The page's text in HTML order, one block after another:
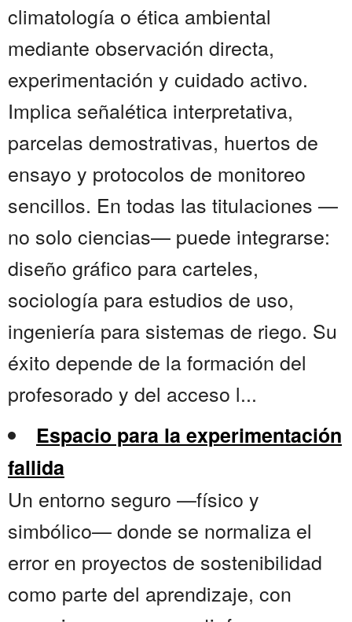
climatología o ética ambiental
mediante observación directa,
experimentación y cuidado activo.
Implica señalética interpretativa,
parcelas demostrativas, huertos de
ensayo y protocolos de monitoreo
sencillos. En todas las titulaciones —
no solo ciencias— puede integrarse:
diseño gráfico para carteles,
sociología para estudios de uso,
ingeniería para sistemas de riego. Su
éxito depende de la formación del
profesorado y del acceso l...
Espacio para la experimentación
fallida
Un entorno seguro —físico y
simbólico— donde se normaliza el
error en proyectos de sostenibilidad
como parte del aprendizaje, con